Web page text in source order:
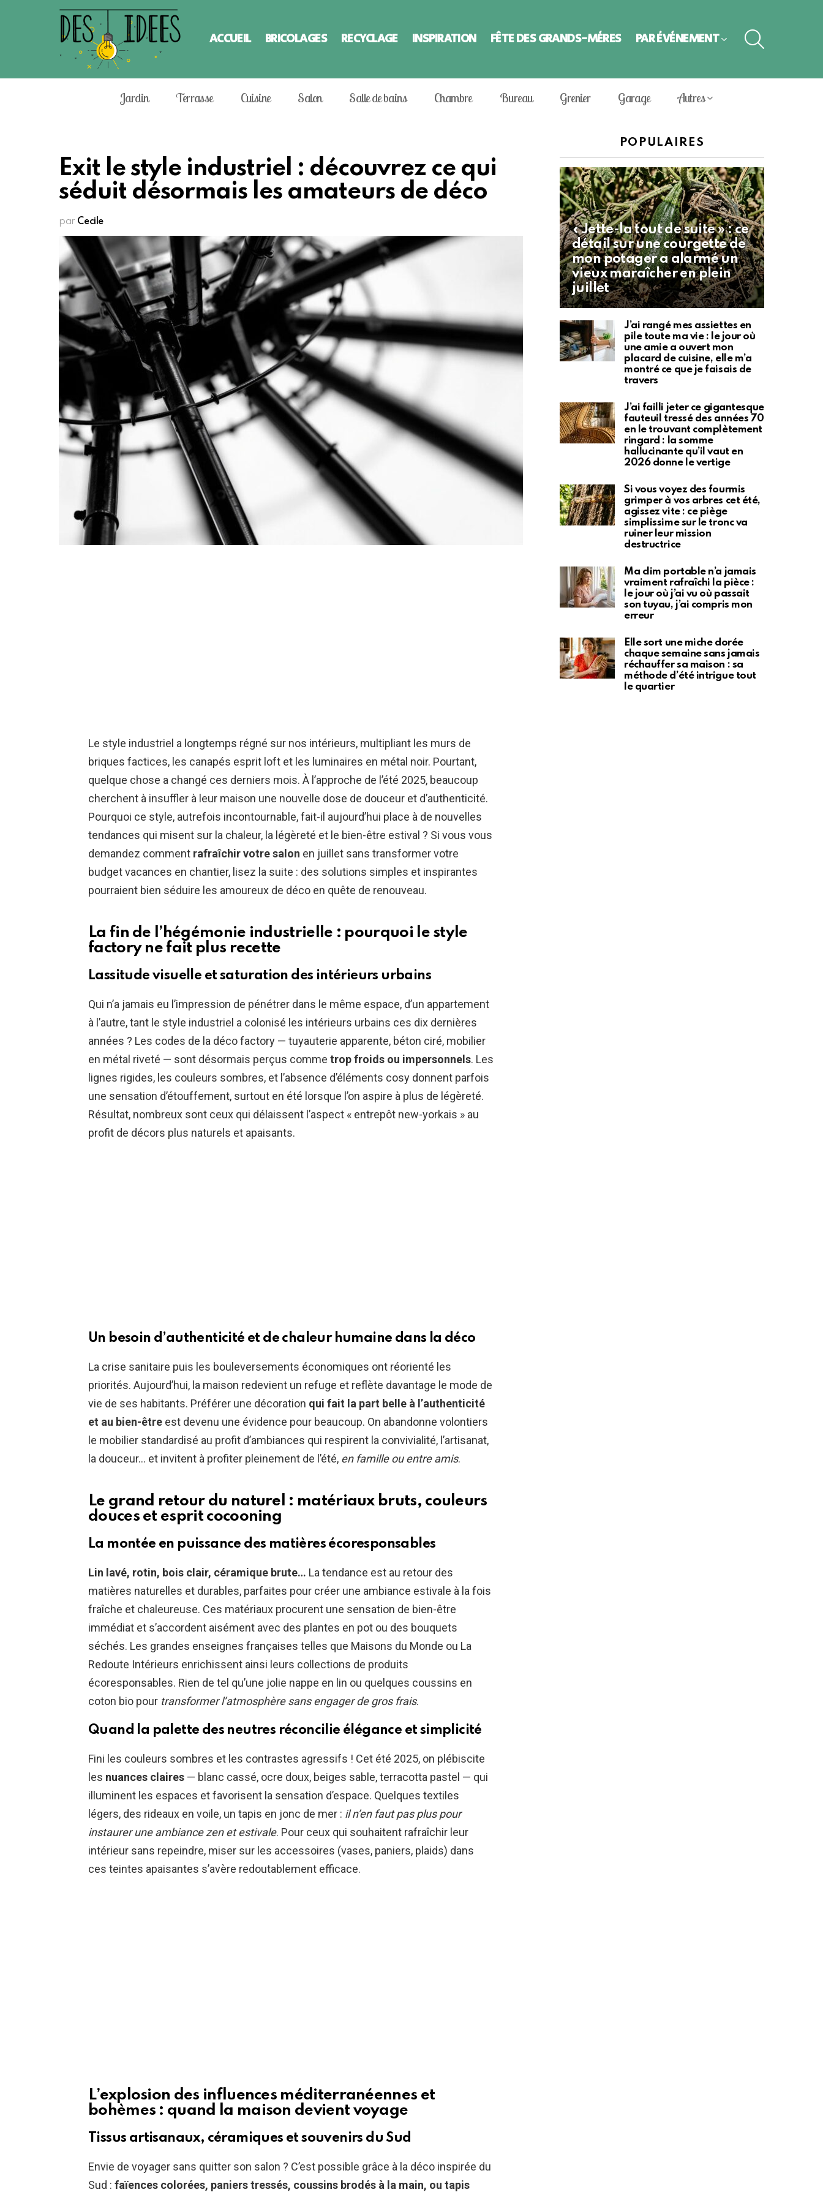
ACCUEIL BRICOLAGES RECYCLAGE INSPIRATION FÊTE DES GRANDS-MÈRES PAR ÉVÈNEMENT
Jardin Terrasse Cuisine Salon Salle de bains Chambre Bureau Grenier Garage Autres
Exit le style industriel : découvrez ce qui
séduit désormais les amateurs de déco
par Cecile
Le style industriel a longtemps régné sur nos intérieurs, multipliant les murs de
briques factices, les canapés esprit loft et les luminaires en métal noir. Pourtant,
quelque chose a changé ces derniers mois. À l’approche de l’été 2025, beaucoup
cherchent à insuffler à leur maison une nouvelle dose de douceur et d’authenticité.
Pourquoi ce style, autrefois incontournable, fait-il aujourd’hui place à de nouvelles
tendances qui misent sur la chaleur, la légèreté et le bien-être estival ? Si vous vous
demandez comment rafraîchir votre salon en juillet sans transformer votre
budget vacances en chantier, lisez la suite : des solutions simples et inspirantes
pourraient bien séduire les amoureux de déco en quête de renouveau.
La fin de l’hégémonie industrielle : pourquoi le style
factory ne fait plus recette
Lassitude visuelle et saturation des intérieurs urbains
Qui n’a jamais eu l’impression de pénétrer dans le même espace, d’un appartement
à l’autre, tant le style industriel a colonisé les intérieurs urbains ces dix dernières
années ? Les codes de la déco factory — tuyauterie apparente, béton ciré, mobilier
en métal riveté — sont désormais perçus comme trop froids ou impersonnels. Les
lignes rigides, les couleurs sombres, et l’absence d’éléments cosy donnent parfois
une sensation d’étouffement, surtout en été lorsque l’on aspire à plus de légèreté.
Résultat, nombreux sont ceux qui délaissent l’aspect « entrepôt new-yorkais » au
profit de décors plus naturels et apaisants.
Un besoin d’authenticité et de chaleur humaine dans la déco
La crise sanitaire puis les bouleversements économiques ont réorienté les
priorités. Aujourd’hui, la maison redevient un refuge et reflète davantage le mode de
vie de ses habitants. Préférer une décoration qui fait la part belle à l’authenticité
et au bien-être est devenu une évidence pour beaucoup. On abandonne volontiers
le mobilier standardisé au profit d’ambiances qui respirent la convivialité, l’artisanat,
la douceur… et invitent à profiter pleinement de l’été, en famille ou entre amis.
Le grand retour du naturel : matériaux bruts, couleurs
douces et esprit cocooning
La montée en puissance des matières écoresponsables
Lin lavé, rotin, bois clair, céramique brute… La tendance est au retour des
matières naturelles et durables, parfaites pour créer une ambiance estivale à la fois
fraîche et chaleureuse. Ces matériaux procurent une sensation de bien-être
immédiat et s’accordent aisément avec des plantes en pot ou des bouquets
séchés. Les grandes enseignes françaises telles que Maisons du Monde ou La
Redoute Intérieurs enrichissent ainsi leurs collections de produits
écoresponsables. Rien de tel qu’une jolie nappe en lin ou quelques coussins en
coton bio pour transformer l’atmosphère sans engager de gros frais.
Quand la palette des neutres réconcilie élégance et simplicité
Fini les couleurs sombres et les contrastes agressifs ! Cet été 2025, on plébiscite
les nuances claires — blanc cassé, ocre doux, beiges sable, terracotta pastel — qui
illuminent les espaces et favorisent la sensation d’espace. Quelques textiles
légers, des rideaux en voile, un tapis en jonc de mer : il n’en faut pas plus pour
instaurer une ambiance zen et estivale. Pour ceux qui souhaitent rafraîchir leur
intérieur sans repeindre, miser sur les accessoires (vases, paniers, plaids) dans
ces teintes apaisantes s’avère redoutablement efficace.
L’explosion des influences méditerranéennes et
bohèmes : quand la maison devient voyage
Tissus artisanaux, céramiques et souvenirs du Sud
Envie de voyager sans quitter son salon ? C’est possible grâce à la déco inspirée du
Sud : faïences colorées, paniers tressés, coussins brodés à la main, ou tapis
POPULAIRES
« Jette-la tout de suite » : ce
détail sur une courgette de
mon potager a alarmé un
vieux maraîcher en plein
juillet
J’ai rangé mes assiettes en
pile toute ma vie : le jour où
une amie a ouvert mon
placard de cuisine, elle m’a
montré ce que je faisais de
travers
J’ai failli jeter ce gigantesque
fauteuil tressé des années 70
en le trouvant complètement
ringard : la somme
hallucinante qu’il vaut en
2026 donne le vertige
Si vous voyez des fourmis
grimper à vos arbres cet été,
agissez vite : ce piège
simplissime sur le tronc va
ruiner leur mission
destructrice
Ma clim portable n’a jamais
vraiment rafraîchi la pièce :
le jour où j’ai vu où passait
son tuyau, j’ai compris mon
erreur
Elle sort une miche dorée
chaque semaine sans jamais
réchauffer sa maison : sa
méthode d’été intrigue tout
le quartier